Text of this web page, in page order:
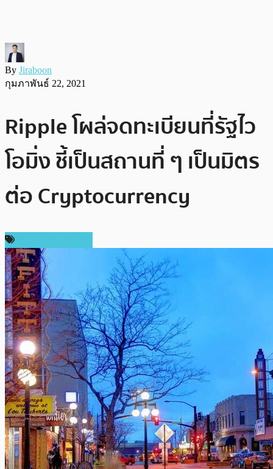
By Jiraboon
กุมภาพันธ์ 22, 2021
Ripple โผล่จดทะเบียนที่รัฐไว
โอมิ่ง ชี้เป็นสถานที่ ๆ เป็นมิตร
ต่อ Cryptocurrency